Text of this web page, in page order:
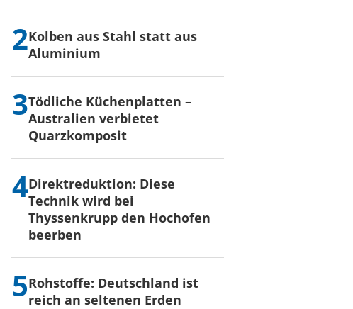
Kolben aus Stahl statt aus
Aluminium
Tödliche Küchenplatten –
Australien verbietet
Quarzkomposit
Direktreduktion: Diese
Technik wird bei
Thyssenkrupp den Hochofen
beerben
Rohstoffe: Deutschland ist
reich an seltenen Erden